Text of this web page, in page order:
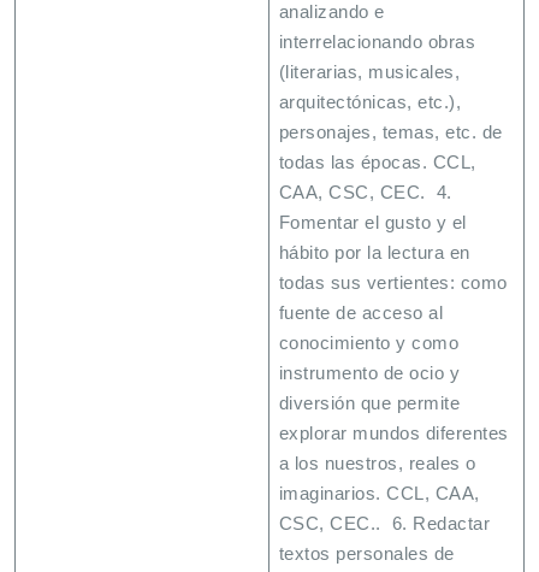
analizando e
interrelacionando obras
(literarias, musicales,
arquitectónicas, etc.),
personajes, temas, etc. de
todas las épocas. CCL,
CAA, CSC, CEC. 4.
Fomentar el gusto y el
hábito por la lectura en
todas sus vertientes: como
fuente de acceso al
conocimiento y como
instrumento de ocio y
diversión que permite
explorar mundos diferentes
a los nuestros, reales o
imaginarios. CCL, CAA,
CSC, CEC.. 6. Redactar
textos personales de